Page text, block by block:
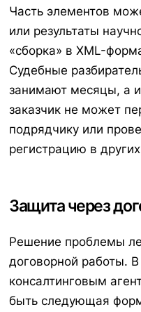
Часть элементов
или результаты
«сборка» в XML-
Судебные
занимают месяцы, а
заказчик не может
подрядчику или
регистрацию в
Защита через
Решение проблемы
договорной работы. В
консалтинговым
быть следующая